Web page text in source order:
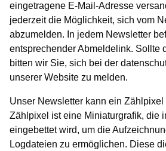
eingetragene E-Mail-Adresse
jederzeit die Möglichkeit, sich vom
abzumelden. In jedem Newsletter
entsprechender Abmeldelink. Sollte
bitten wir Sie, sich bei der
unserer Website zu melden.
Unser Newsletter kann ein Zählpixel
Zählpixel ist eine Miniaturgrafik, die
eingebettet wird, um die
Logdateien zu ermöglichen. Diese